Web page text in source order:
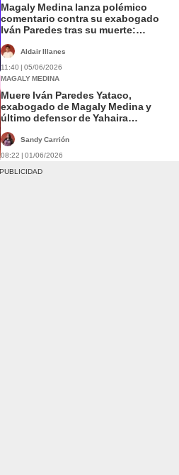
Magaly Medina lanza polémico
comentario contra su exabogado
Iván Paredes tras su muerte:
Aldair Illanes
11:40 | 05/06/2026
MAGALY MEDINA
Muere Iván Paredes Yataco,
exabogado de Magaly Medina y
último defensor de Yahaira
en centro de salud
Sandy Carrión
08:22 | 01/06/2026